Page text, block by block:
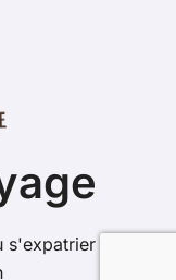
sur le